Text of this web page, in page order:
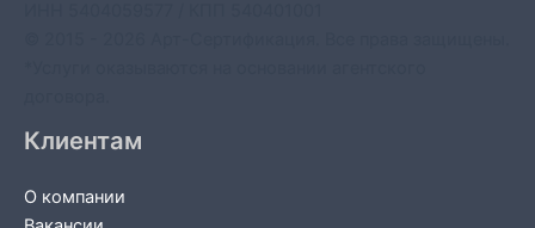
Клиентам
О компании